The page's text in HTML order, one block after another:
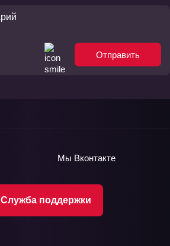
Отправить
Служба поддержки
Мы Вконтакте